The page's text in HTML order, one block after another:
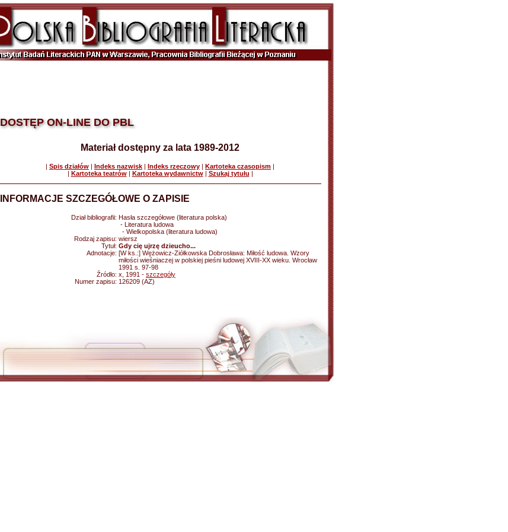
DOSTĘP ON-LINE DO PBL
Materiał dostępny za lata 1989-2012
| Spis działów | Indeks nazwisk | Indeks rzeczowy | Kartoteka czasopism |
| Kartoteka teatrów| Kartoteka wydawnictw| Szukaj tytułu |
INFORMACJE SZCZEGÓŁOWE O ZAPISIE
Dział bibliografii: Hasła szczegółowe (literatura polska)
- Literatura ludowa
- Wielkopolska (literatura ludowa)
Rodzaj zapisu: wiersz
Tytuł: Gdy cię ujrzę dzieucho...
Adnotacje: [W ks.:] Wężowicz-Ziółkowska Dobrosława: Miłość ludowa. Wzory
miłości wieśniaczej w polskiej pieśni ludowej XVIII-XX wieku. Wrocław
1991 s. 97-98
Źródło: x, 1991 - szczegóły
Numer zapisu: 126209 (AZ)